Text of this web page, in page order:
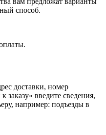
способ.
доставки, номер
заказу» введите сведения,
например: подъезды в